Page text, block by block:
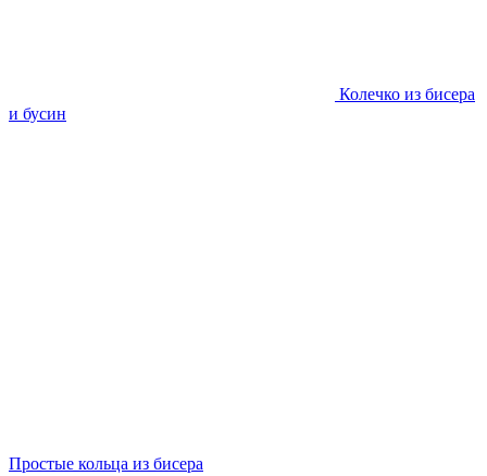
Колечко из бисера
и бусин
Простые кольца из бисера